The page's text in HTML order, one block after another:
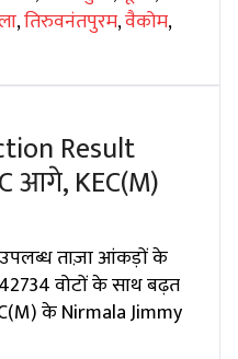
,तिरुवनंतपुरम,वैकोम,
Result
आगे, KEC(M)
ताज़ा आंकड़ों के
वोटों के साथ बढ़त
के Nirmala Jimmy